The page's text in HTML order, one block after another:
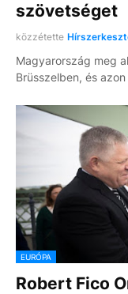
szövetséget
közzétette
Magyarország meg
Brüsszelben, és
EURÓPA
Robert Fico